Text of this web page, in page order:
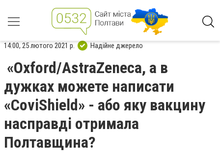
14:00, 25 лютого 2021 р. Надійне джерело
«Oxford/AstraZeneca, а в
дужках можете написати
«CoviShield» - або яку вакцину
насправді отримала
Полтавщина?